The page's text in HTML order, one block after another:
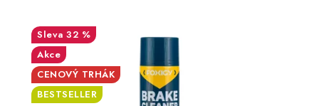
32 %
Akce
CENOVÝ TRHÁK
BESTSELLER